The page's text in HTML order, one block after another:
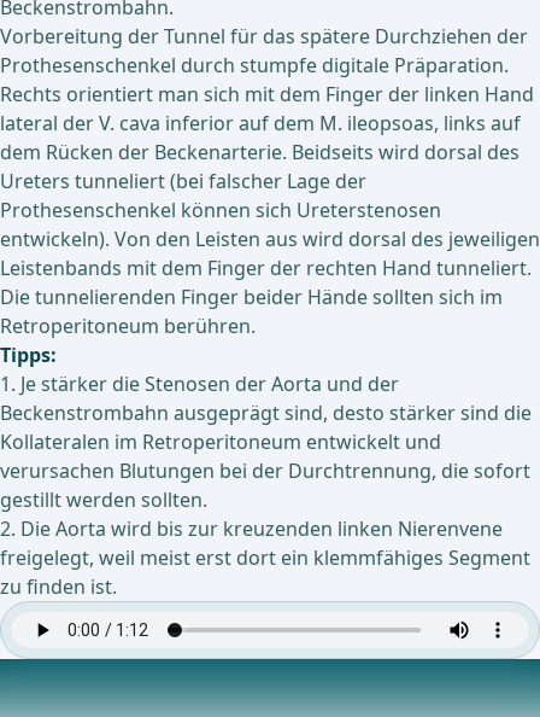
Beckenstrombahn.
Vorbereitung der Tunnel für das spätere Durchziehen der
Prothesenschenkel durch stumpfe digitale Präparation.
Rechts orientiert man sich mit dem Finger der linken Hand
lateral der V. cava inferior auf dem M. ileopsoas, links auf
dem Rücken der Beckenarterie. Beidseits wird dorsal des
Ureters tunneliert (bei falscher Lage der
Prothesenschenkel können sich Ureterstenosen
entwickeln). Von den Leisten aus wird dorsal des jeweiligen
Leistenbands mit dem Finger der rechten Hand tunneliert.
Die tunnelierenden Finger beider Hände sollten sich im
Retroperitoneum berühren.
Tipps:
1. Je stärker die Stenosen der Aorta und der
Beckenstrombahn ausgeprägt sind, desto stärker sind die
Kollateralen im Retroperitoneum entwickelt und
verursachen Blutungen bei der Durchtrennung, die sofort
gestillt werden sollten.
2. Die Aorta wird bis zur kreuzenden linken Nierenvene
freigelegt, weil meist erst dort ein klemmfähiges Segment
zu finden ist.
Ausklemmen der terminalen Aorta